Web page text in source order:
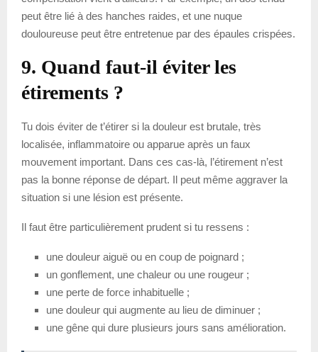
peut être lié à des hanches raides, et une nuque
douloureuse peut être entretenue par des épaules crispées.
9. Quand faut-il éviter les
étirements ?
Tu dois éviter de t’étirer si la douleur est brutale, très
localisée, inflammatoire ou apparue après un faux
mouvement important. Dans ces cas-là, l’étirement n’est
pas la bonne réponse de départ. Il peut même aggraver la
situation si une lésion est présente.
Il faut être particulièrement prudent si tu ressens :
une douleur aiguë ou en coup de poignard ;
un gonflement, une chaleur ou une rougeur ;
une perte de force inhabituelle ;
une douleur qui augmente au lieu de diminuer ;
une gêne qui dure plusieurs jours sans amélioration.